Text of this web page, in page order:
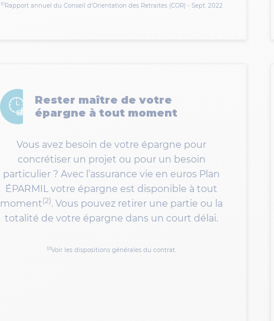
(1)Rapport annuel du Conseil d’Orientation des Retraites (COR) - Sept. 2022
Rester maître de votre
épargne à tout moment
Vous avez besoin de votre épargne pour
concrétiser un projet ou pour un besoin
particulier ? Avec l’assurance vie en euros Plan
ÉPARMIL votre épargne est disponible à tout
moment(2). Vous pouvez retirer une partie ou la
totalité de votre épargne dans un court délai.
(2)Voir les dispositions générales du contrat.